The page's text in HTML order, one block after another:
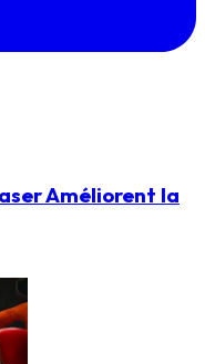
Améliorent la